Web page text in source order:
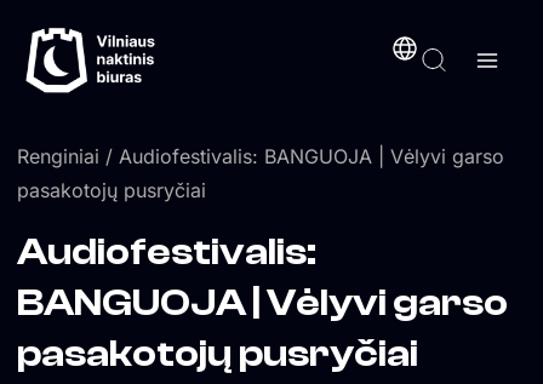
prie
turinio
Renginiai / Audiofestivalis: BANGUOJA | Vėlyvi garso
pasakotojų pusryčiai
Audiofestivalis:
BANGUOJA | Vėlyvi garso
pasakotojų pusryčiai